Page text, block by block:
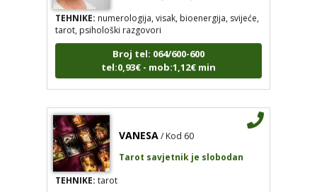
TEHNIKE:numerologija, visak, bioenergija, svijeće,
tarot, psihološki razgovori
Broj tel: 064/600-600
tel:0,93€ - mob:1,12€ min
TEHNIKE:tarot